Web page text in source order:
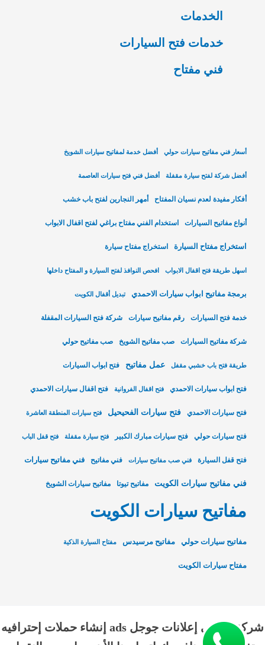
الخدمات
خدمات فتح السيارات
فني مفتاح
أسعار فني مفاتيح سيارات حولي أفضل خدمة لمفاتيح سيارات الشويخ
أفضل شركة لفتح سيارة مقفلة أفضل فني فتح سيارات العاصمة
أفكار مفيدة لعدم نسيان المفتاح أمهر النجارين لفتح باب خشب
أنواع مفاتيح السيارات استخدام الفني مفتاح براغي لفتح اقفال الابواب
استخراج مفتاح السيارة استخراج مفتاح سيارة
اسهل طريقة فتح اقفال الابواب افحص النوافذ لفتح السيارة و المفتاح داخلها
برمجة مفاتيح ابواب سيارات الاحمدي تبديل أقفال الكويت
خدمة فتح السيارات رقم مفاتيح سيارات شركة فتح السيارات المقفلة
شركة مفاتيح السيارات صب مفاتيح الشويخ صب مفاتيح حولي
طريقة فتح باب خشبي مقفل عمل مفاتيح فتح ابواب السيارات
فتح ابواب سيارات الاحمدي فتح اقفال الفروانية فتح اقفال سيارات الاحمدي
فتح سيارات الاحمدي فتح سيارات الفحيحيل فتح سيارات المنطقة العاشرة
فتح سيارات حولي فتح سيارات مبارك الكبير فتح سيارة مقفلة فتح قفل الباب
فتح قفل السيارة فني صب مفاتيح سيارات فني مفاتيح فني مفاتيح سيارات
فني مفاتيح سيارات الكويت مفاتيح تيوتا مفاتيح سيارات الشويخ
مفاتيح سيارات الكويت
مفاتيح سيارات حولي مفاتيح مرسيدس مفتاح السيارة الذكية
مفتاح سيارات الكويت
شركة الناجي إعلانات جوجل ads إنشاء حملات إحترافيه